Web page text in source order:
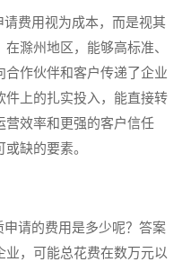
费用视为成本，而是视其
滁州地区，能够高标准、
作伙伴和客户传递了企业
件上的扎实投入，能直接转
营效率和更强的客户信任
缺的要素。
请的费用是多少呢？答案
业，可能总花费在数万元以